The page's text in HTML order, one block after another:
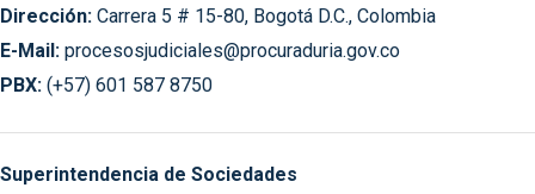
Dirección: Carrera 5 # 15-80, Bogotá D.C., Colombia
E-Mail: procesosjudiciales@procuraduria.gov.co
PBX: (+57) 601 587 8750
Superintendencia de Sociedades